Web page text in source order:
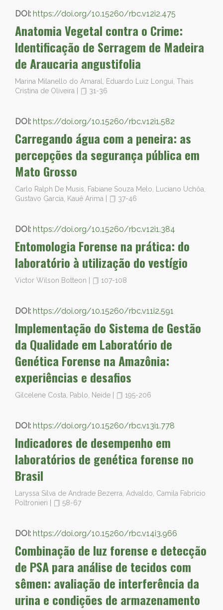
DOI: https://doi.org/10.15260/rbc.v12i2.475
Anatomia Vegetal contra o Crime:
Identificação de Serragem de Madeira
de Araucaria angustifolia
Marina Milanello do Amaral, Eduardo Luiz Longui, Thais
Cristina de Oliveira
31-36
DOI: https://doi.org/10.15260/rbc.v12i1.582
Carregando água com a peneira: as
percepções da segurança pública em
Mato Grosso
Carlo Ralph De Musis, Fabiane Souza Melo, Luciano Uchôa,
Gustavo Garcia, Kauê Arima
37-46
DOI: https://doi.org/10.15260/rbc.v12i1.384
Entomologia Forense na prática: do
laboratório à utilização do vestígio
Victor Wilson Botteon 107-108
DOI: https://doi.org/10.15260/rbc.v11i2.591
Implementação do Sistema de Gestão
da Qualidade em Laboratório de
Genética Forense na Amazônia:
experiências e desafios
Gilcelene Costa, Pablo, Neide 195-206
DOI: https://doi.org/10.15260/rbc.v13i1.778
Indicadores de desempenho em
laboratórios de genética forense no
Brasil
Laryssa Silva de Andrade Bezerra, Advaldo, Camila Fabrício
Poltronieri
58-67
DOI: https://doi.org/10.15260/rbc.v14i3.966
Combinação de luz forense e detecção
de PSA para análise de tecidos com
sêmen: avaliação de interferência da
urina e condições de armazenamento